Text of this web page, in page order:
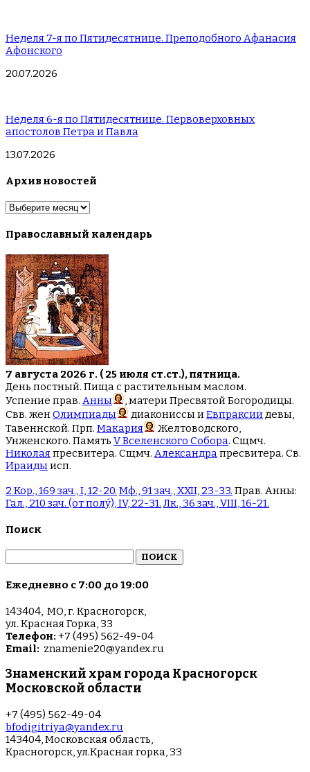
Неделя 7-я по Пятидесятнице. Преподобного Афанасия
Афонского
20.07.2026
Неделя 6-я по Пятидесятнице. Первоверховных
апостолов Петра и Павла
13.07.2026
Архив новостей
Архив
Православный календарь
7 августа 2026 г. ( 25 июля ст.ст.), пятница.
День постный. Пища с растительным маслом.
Успение прав. Анны
, матери Пресвятой Богородицы.
Свв. женОлимпиады диакониссы иЕвпраксиидевы,
Тавеннской. Прп. Макария
Желтоводского,
Унженского. Память V Вселенского Собора. Сщмч.
Николаяпресвитера. Сщмч. Александрапресвитера. Св.
Ираидыисп.
2 Кор., 169 зач., I, 12-20. Мф., 91 зач., XXII, 23-33. Прав. Анны:
Гал., 210 зач. (от полу́), IV, 22-31. Лк., 36 зач., VIII, 16-21.
Поиск
Ежедневно с 7:00 до 19:00
143404, МО, г. Красногорск,
ул. Красная Горка, 33
Телефон: +7 (495) 562-49-04
Email: znamenie20@yandex.ru
Знаменский храм города Красногорск
Московской области
+7 (495) 562-49-04
bfodigitriya@yandex.ru
143404, Московская область,
Красногорск, ул.Красная горка, 33